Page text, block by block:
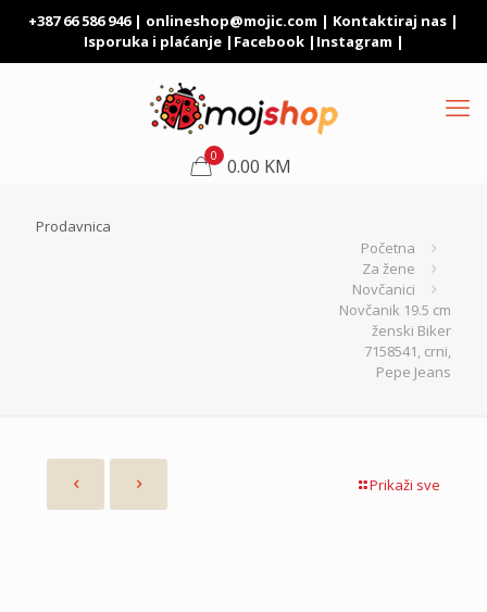
+387 66 586 946 | onlineshop@mojic.com | Kontaktiraj nas |
Isporuka i plaćanje| Facebook| Instagram |
0 0.00 KM
Prodavnica
Početna
Za žene
Novčanici
Novčanik 19.5 cm
ženski Biker
7158541, crni,
Pepe Jeans
Prikaži sve